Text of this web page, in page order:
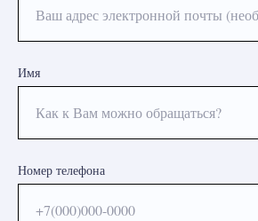
Имя
Как к Вам можно обращаться?
Номер телефона
+7(000)000-0000